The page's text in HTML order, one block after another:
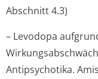
Abschnitt 4.3)
– Levodopa
Antipsychotika.